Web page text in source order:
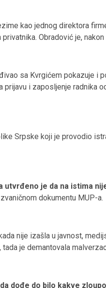
kao jednog direktora
Obradović je,
sa Kvrgićem pokazuje i
prijavu i zaposljenje radnika
Srpske koji je provodio
utvrđeno je da na istima
dokumentu MUP-a.
nije izašla u javnost,
je demantovala
dođe do bilo kakve